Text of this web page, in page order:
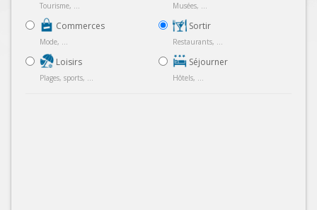
Tourisme, ...
Commerces
Mode, ...
Loisirs
Plages, sports, ...
Musées, ...
Sortir
Restaurants, ...
Séjourner
Hôtels, ...